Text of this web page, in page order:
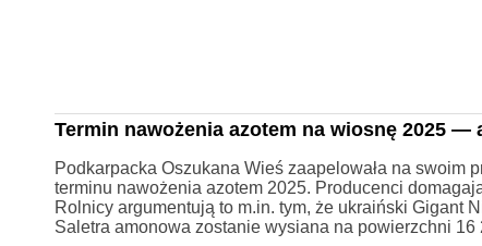
Termin nawożenia azotem na wiosnę 2025 —
Podkarpacka Oszukana Wieś zaapelowała na
terminu nawożenia azotem 2025. Producenci
Rolnicy argumentują to m.in. tym, że ukraiński Gigant
Saletra amonowa zostanie wysiana na powierzchni 16